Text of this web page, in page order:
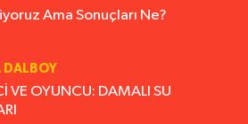
Ama Sonuçları Ne?
DALBOY
VE OYUNCU: DAMALI SU